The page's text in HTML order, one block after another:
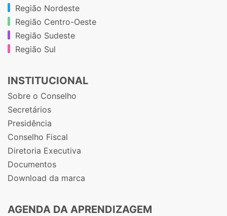
Região Nordeste
Região Centro-Oeste
Região Sudeste
Região Sul
INSTITUCIONAL
Sobre o Conselho
Secretários
Presidência
Conselho Fiscal
Diretoria Executiva
Documentos
Download da marca
AGENDA DA APRENDIZAGEM